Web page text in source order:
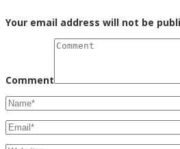
Your email address will not be
Comment